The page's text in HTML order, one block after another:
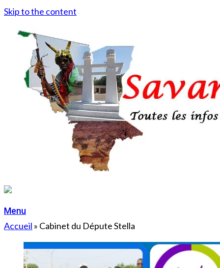
Skip to the content
Menu
Accueil » Cabinet du Députe Stella